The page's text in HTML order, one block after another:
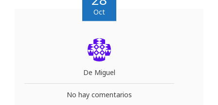
Oct
De Miguel
No hay comentarios